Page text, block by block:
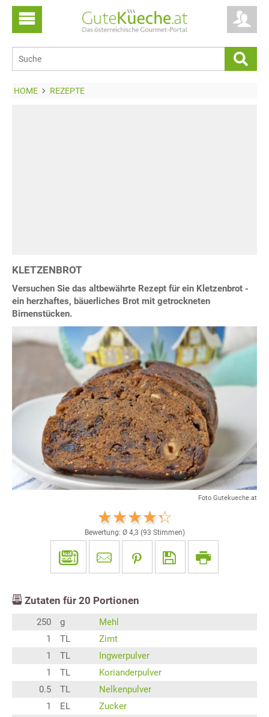
HOME REZEPTE
KLETZENBROT
Versuchen Sie das altbewährte Rezept für ein Kletzenbrot -
ein herzhaftes, bäuerliches Brot mit getrockneten
Birnenstücken.
Foto Gutekueche.at
Bewertung: Ø 4,3 (93 Stimmen)
Zutaten für 20 Portionen
250 g
Mehl
1
TL
Zimt
1
TL
Ingwerpulver
1
TL
Korianderpulver
0.5
TL
Nelkenpulver
1
EL
Zucker